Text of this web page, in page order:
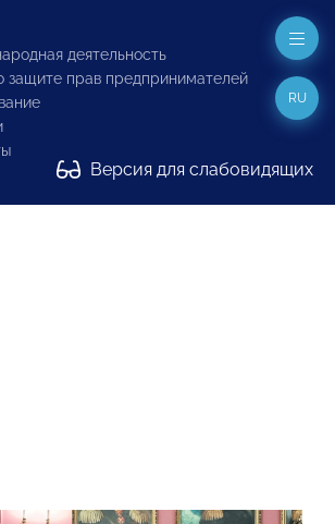
деятельность
защите прав предпринимателей
Версия для слабовидящих
RU